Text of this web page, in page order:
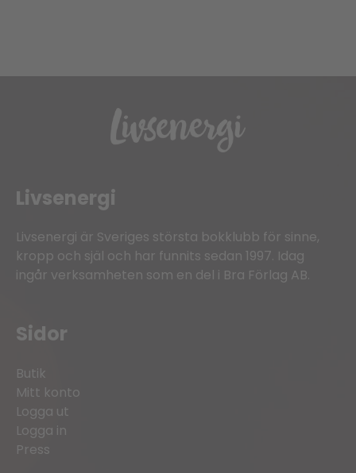
Livsenergi
Livsenergi är Sveriges största bokklubb för sinne,
kropp och själ och har funnits sedan 1997. Idag
ingår verksamheten som en del i Bra Förlag AB.
Sidor
Butik
Mitt konto
Logga ut
Logga in
Press